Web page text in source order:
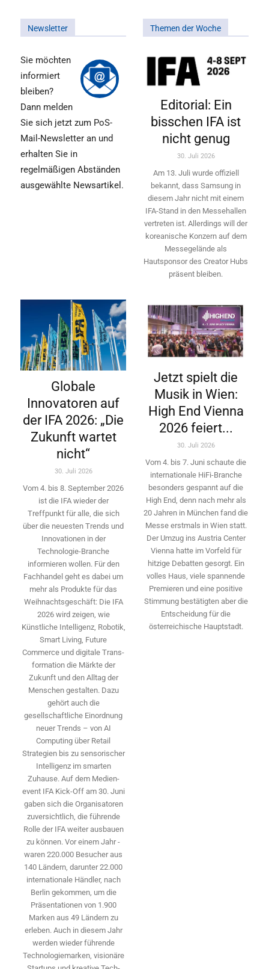
Newsletter
Sie möchten
informiert
bleiben?
Dann melden
Sie sich jetzt zum PoS-
Mail-Newsletter an und
erhalten Sie in
regelmäßigen Abständen
ausgewählte Newsartikel.
Themen der Woche
Editorial: Ein
bisschen IFA ist
nicht genug
30. Juli 2026
Am 13. Juli wurde offiziell
bekannt, dass Samsung in
diesem Jahr nicht mit einem
IFA-Stand in den Messehallen
vertreten ist. Allerdings will ­der
koreanische Konzern auf dem
Messegelände als
Hautsponsor des Creator Hubs
präsent bleiben.
Globale
Innovatoren auf
der IFA 2026: „Die
Zukunft wartet
nicht“
30. Juli 2026
Vom 4. bis 8. September 2026
ist die IFA wieder der
Treffpunkt für alle, die sich
über die neuesten Trends und
Innovationen in der
Technologie-­Branche
informieren wollen. Für den
Fachhandel geht es dabei um
mehr als Produkte für das
Weihnachtsgeschäft: Die IFA
2026 wird ­zeigen, wie
Künstliche Intelligenz, Robotik,
Smart Living, Future
Commerce und digitale Trans­
formation die Märkte der
Zukunft und den Alltag der
Menschen gestalten. Dazu
gehört auch die
gesellschaftliche Einordnung
neuer Trends – von AI
Computing über Retail
Strategien bis zu sensorischer
Intelligenz im smarten
Zuhause. Auf dem Medien­
event IFA Kick-Off am 30. Juni
gaben sich die Organisatoren
zuversichtlich, die führende
Rolle der IFA weiter ausbauen
zu können. Vor einem Jahr ­
waren 220.000 Besucher aus
140 ­Ländern, ­darunter 22.000
internationale Händler, nach
Berlin gekommen, um die
Präsen­tationen von 1.900
Marken aus 49 Ländern zu
erleben. Auch in diesem Jahr
werden wieder führende
Technologiemarken, visionäre
Jetzt spielt die
Musik in Wien:
High End Vienna
2026 feiert...
30. Juli 2026
Vom 4. bis 7. Juni schaute die
internationale HiFi-Branche
besonders gespannt auf die
High End, denn nach mehr als
20 Jahren in München fand die
Messe erstmals in Wien statt.
Der Umzug ins Austria Center
Vienna hatte im Vorfeld für
hitzige Debatten gesorgt. Ein
volles Haus, viele spannende
Premieren und eine positive
Stimmung bestätigten aber die
Entscheidung für die
österreichische Hauptstadt.